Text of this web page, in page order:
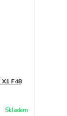
F48
Skladem